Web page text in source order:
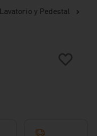
Lavatorio y Pedestal